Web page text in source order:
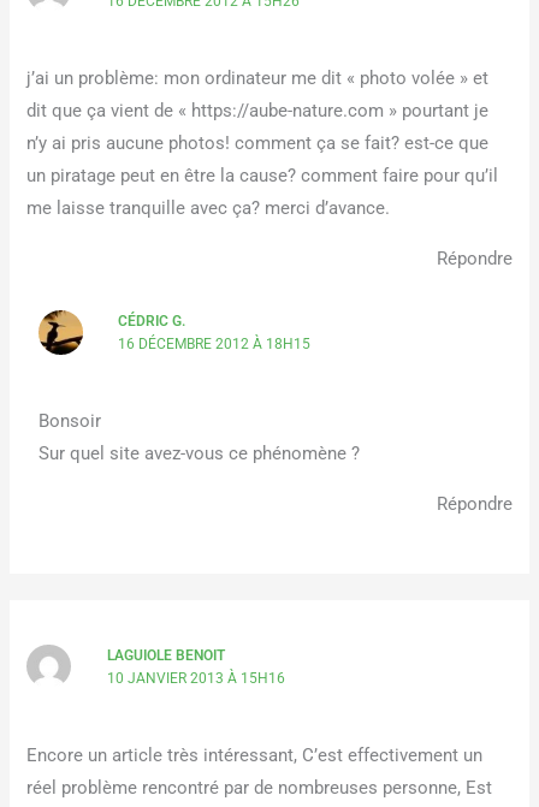
j’ai un problème: mon ordinateur me dit « photo volée » et
dit que ça vient de « https://aube-nature.com » pourtant je
n’y ai pris aucune photos! comment ça se fait? est-ce que
un piratage peut en être la cause? comment faire pour qu’il
me laisse tranquille avec ça? merci d’avance.
Répondre
CÉDRIC G.
16 DÉCEMBRE 2012 À 18H15
Bonsoir
Sur quel site avez-vous ce phénomène ?
Répondre
LAGUIOLE BENOIT
10 JANVIER 2013 À 15H16
Encore un article très intéressant, C’est effectivement un
réel problème rencontré par de nombreuses personne, Est